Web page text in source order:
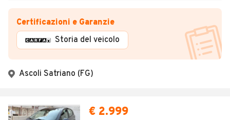
Certificazioni e Garanzie
Storia del veicolo
Ascoli Satriano (FG)
€ 2.999